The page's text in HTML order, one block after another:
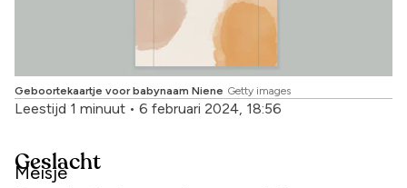
Geboortekaartje voor babynaam Niene Getty images
Leestijd 1 minuut • 6 februari 2024, 18:56
Geslacht
Meisje